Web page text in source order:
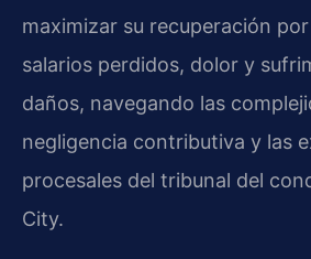
maximizar su recuperación
salarios perdidos, dolor y
daños, navegando las
negligencia contributiva y las
procesales del tribunal del
City.